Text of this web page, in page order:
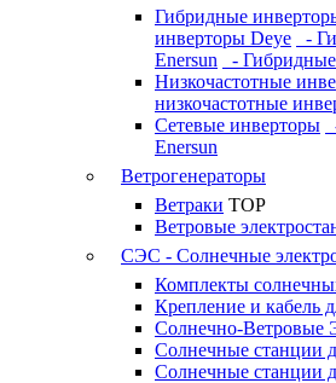
Гибридные
инверторы Deye
-
Enersun
-
Низкочастотные
низкочастотные
Сетевые инверторы
Enersun
Ветрогенераторы
Ветраки TOP
Ветровые
СЭС - Солнечные
Комплекты
Крепление и кабель
Солнечно-Ветровые
Солнечные станции
Солнечные станции